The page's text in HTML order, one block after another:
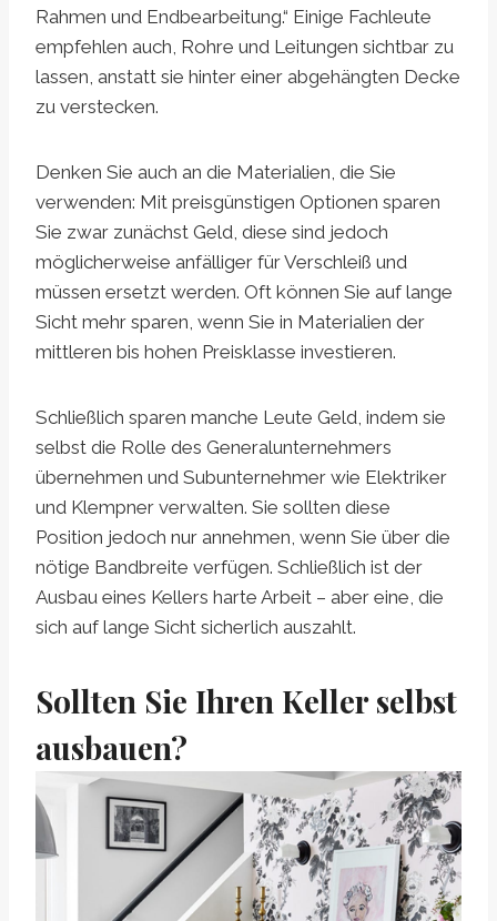
Rahmen und Endbearbeitung.“ Einige Fachleute
empfehlen auch, Rohre und Leitungen sichtbar zu
lassen, anstatt sie hinter einer abgehängten Decke
zu verstecken.
Denken Sie auch an die Materialien, die Sie
verwenden: Mit preisgünstigen Optionen sparen
Sie zwar zunächst Geld, diese sind jedoch
möglicherweise anfälliger für Verschleiß und
müssen ersetzt werden. Oft können Sie auf lange
Sicht mehr sparen, wenn Sie in Materialien der
mittleren bis hohen Preisklasse investieren.
Schließlich sparen manche Leute Geld, indem sie
selbst die Rolle des Generalunternehmers
übernehmen und Subunternehmer wie Elektriker
und Klempner verwalten. Sie sollten diese
Position jedoch nur annehmen, wenn Sie über die
nötige Bandbreite verfügen. Schließlich ist der
Ausbau eines Kellers harte Arbeit – aber eine, die
sich auf lange Sicht sicherlich auszahlt.
Sollten Sie Ihren Keller selbst
ausbauen?